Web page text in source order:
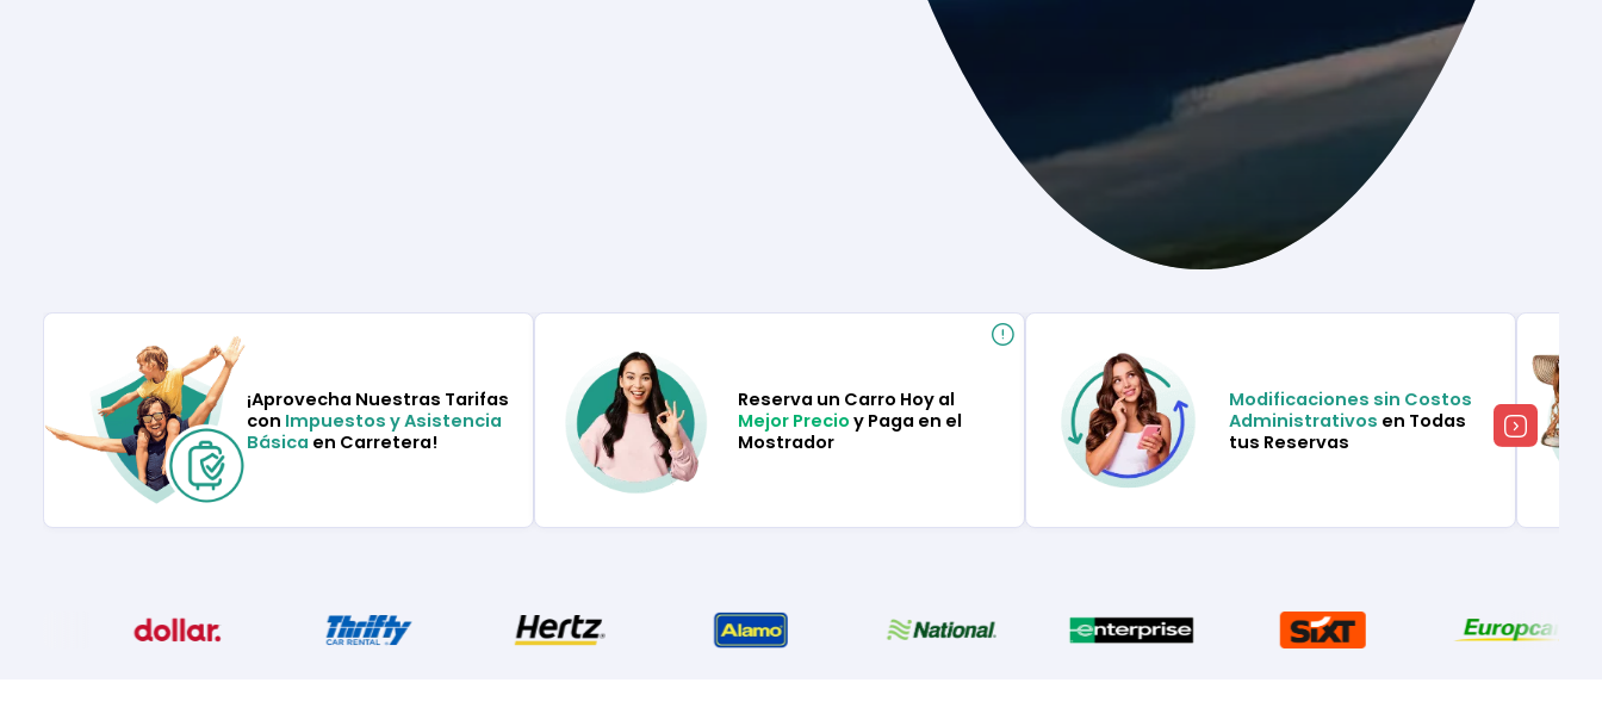
¡Aprovecha Nuestras Tarifas
con Impuestos y Asistencia
Básica en Carretera!
Reserva un Carro Hoy al
Mejor Precio y Paga en el
Mostrador
Modificaciones sin Costos
Administrativos en Todas
tus Reservas